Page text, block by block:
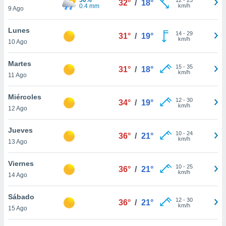
más
nuestra
y
de
disponible
cookies
aceptar
9 Ago
0.4 mm
32° / 18°
km/h
Lunes
10 Ago
31° / 19° 14- 29
km/h
Martes
11 Ago
31° / 18° 15- 35
km/h
Miércoles
12 Ago
34° / 19° 12- 30
km/h
Jueves
13 Ago
36° / 21° 10- 24
km/h
Viernes
14 Ago
36° / 21° 10- 25
km/h
Sábado
15 Ago
36° / 21° 12- 30
km/h